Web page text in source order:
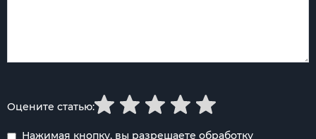
Нажимая кнопку, вы разрешаете обработку
Оцените статью: